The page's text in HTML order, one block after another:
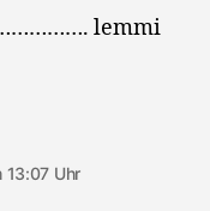
lemmi
13:07 Uhr